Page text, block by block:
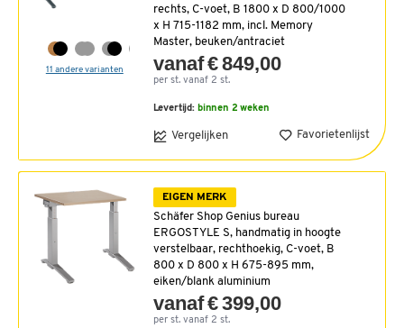
11 andere varianten
rechts, C-voet, B 1800 x D 800/1000
x H 715-1182 mm, incl. Memory
Master, beuken/antraciet
vanaf € 849,00
per st. vanaf 2 st.
Levertijd: binnen 2 weken
Vergelijken Favorietenlijst
EIGEN MERK
Schäfer Shop Genius bureau
ERGOSTYLE S, handmatig in hoogte
verstelbaar, rechthoekig, C-voet, B
800 x D 800 x H 675-895 mm,
eiken/blank aluminium
vanaf € 399,00
per st. vanaf 2 st.